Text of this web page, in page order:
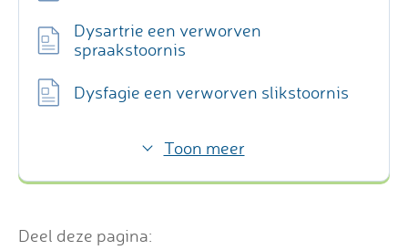
Dysartrie een verworven
spraakstoornis
Dysfagie een verworven slikstoornis
Toon meer
Deel deze pagina: